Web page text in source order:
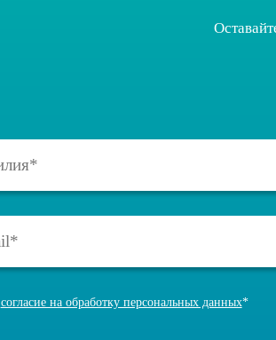
согласие на обработку персональных данных*